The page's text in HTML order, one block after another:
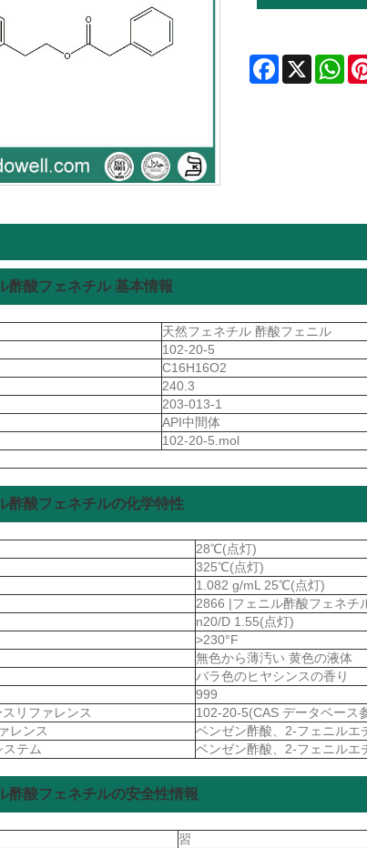
Facebook
X
酢酸フェネチル 基本情報
天然フェネチル 酢酸フェニル
102-20-5
C16H16O2
240.3
203-013-1
API中間体
102-20-5.mol
酢酸フェネチルの化学特性
28℃(点灯)
325℃(点灯)
1.082 g/mL 25℃(点灯)
2866 |フェニル酢酸フェネチ
n20/D 1.55(点灯)
>230°F
無色から薄汚い 黄色の液体
バラ色のヒヤシンスの香り
999
リファレンス
102-20-5(CAS データベース
レンス
ベンゼン酢酸、2-フェニル
ステム
ベンゼン酢酸、2-フェニル
酢酸フェネチルの安全性情報
習